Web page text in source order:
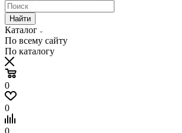
Найти
Каталог
По всему сайту
По каталогу
0
0
0